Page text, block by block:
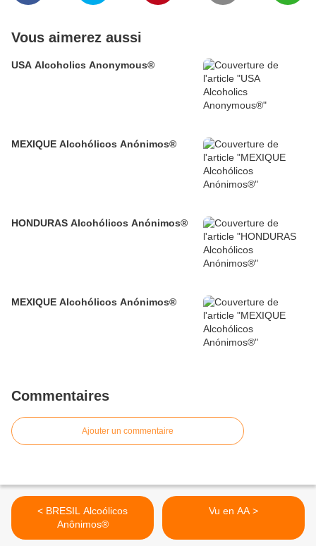
Vous aimerez aussi
USA Alcoholics Anonymous®
MEXIQUE Alcohólicos Anónimos®
HONDURAS Alcohólicos Anónimos®
MEXIQUE Alcohólicos Anónimos®
Commentaires
Ajouter un commentaire
< BRESIL Alcoólicos
Anônimos®
Vu en AA >